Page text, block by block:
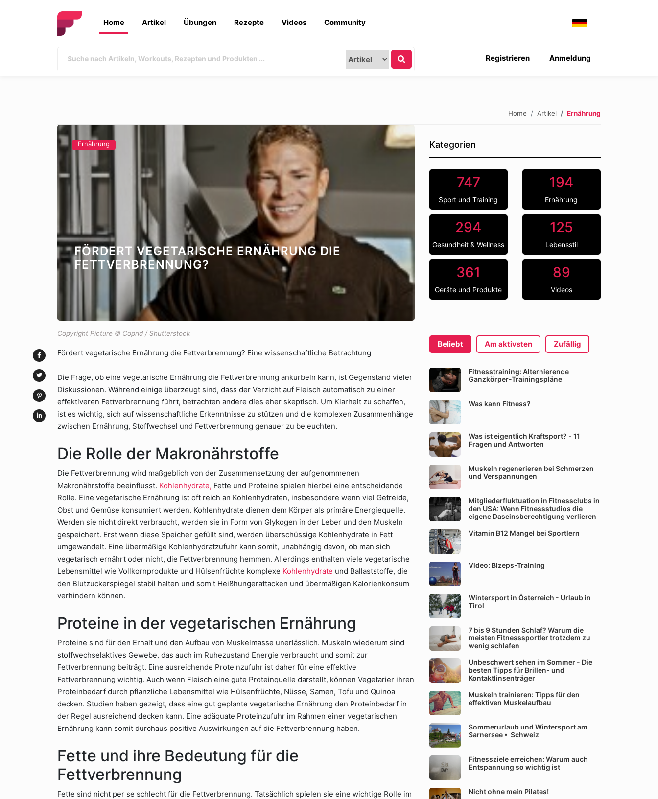
Home Artikel Übungen Rezepte Videos Community
Anmeldung
Registrieren
Home Artikel Ernährung
Ernährung
FÖRDERT VEGETARISCHE ERNÄHRUNG DIE
FETTVERBRENNUNG?
Copyright Picture © Coprid / Shutterstock
Fördert vegetarische Ernährung die Fettverbrennung? Eine wissenschaftliche Betrachtung
Die Frage, ob eine vegetarische Ernährung die Fettverbrennung ankurbeln kann, ist Gegenstand vieler
Diskussionen. Während einige überzeugt sind, dass der Verzicht auf Fleisch automatisch zu einer
effektiveren Fettverbrennung führt, betrachten andere dies eher skeptisch. Um Klarheit zu schaffen,
ist es wichtig, sich auf wissenschaftliche Erkenntnisse zu stützen und die komplexen Zusammenhänge
zwischen Ernährung, Stoffwechsel und Fettverbrennung genauer zu beleuchten.
Die Rolle der Makronährstoffe
Die Fettverbrennung wird maßgeblich von der Zusammensetzung der aufgenommenen
Makronährstoffe beeinflusst. Kohlenhydrate, Fette und Proteine spielen hierbei eine entscheidende
Rolle. Eine vegetarische Ernährung ist oft reich an Kohlenhydraten, insbesondere wenn viel Getreide,
Obst und Gemüse konsumiert werden. Kohlenhydrate dienen dem Körper als primäre Energiequelle.
Werden sie nicht direkt verbraucht, werden sie in Form von Glykogen in der Leber und den Muskeln
gespeichert. Erst wenn diese Speicher gefüllt sind, werden überschüssige Kohlenhydrate in Fett
umgewandelt. Eine übermäßige Kohlenhydratzufuhr kann somit, unabhängig davon, ob man sich
vegetarisch ernährt oder nicht, die Fettverbrennung hemmen. Allerdings enthalten viele vegetarische
Lebensmittel wie Vollkornprodukte und Hülsenfrüchte komplexe Kohlenhydrate und Ballaststoffe, die
den Blutzuckerspiegel stabil halten und somit Heißhungerattacken und übermäßigen Kalorienkonsum
verhindern können.
Proteine in der vegetarischen Ernährung
Proteine sind für den Erhalt und den Aufbau von Muskelmasse unerlässlich. Muskeln wiederum sind
stoffwechselaktives Gewebe, das auch im Ruhezustand Energie verbraucht und somit zur
Fettverbrennung beiträgt. Eine ausreichende Proteinzufuhr ist daher für eine effektive
Fettverbrennung wichtig. Auch wenn Fleisch eine gute Proteinquelle darstellt, können Vegetarier ihren
Proteinbedarf durch pflanzliche Lebensmittel wie Hülsenfrüchte, Nüsse, Samen, Tofu und Quinoa
decken. Studien haben gezeigt, dass eine gut geplante vegetarische Ernährung den Proteinbedarf in
der Regel ausreichend decken kann. Eine adäquate Proteinzufuhr im Rahmen einer vegetarischen
Ernährung kann somit durchaus positive Auswirkungen auf die Fettverbrennung haben.
Fette und ihre Bedeutung für die
Fettverbrennung
Fette sind nicht per se schlecht für die Fettverbrennung. Tatsächlich spielen sie eine wichtige Rolle im
Kategorien
747
Sport und Training
194
Ernährung
294
Gesundheit & Wellness
125
Lebensstil
361
Geräte und Produkte
89
Videos
Beliebt Am aktivsten Zufällig
Fitnesstraining: Alternierende
Ganzkörper-Trainingspläne
Was kann Fitness?
Was ist eigentlich Kraftsport? - 11
Fragen und Antworten
Muskeln regenerieren bei Schmerzen
und Verspannungen
Mitgliederfluktuation in Fitnessclubs in
den USA: Wenn Fitnessstudios die
eigene Daseinsberechtigung verlieren
Vitamin B12 Mangel bei Sportlern
Video: Bizeps-Training
Wintersport in Österreich - Urlaub in
Tirol
7 bis 9 Stunden Schlaf? Warum die
meisten Fitnesssportler trotzdem zu
wenig schlafen
Unbeschwert sehen im Sommer - Die
besten Tipps für Brillen- und
Kontaktlinsenträger
Muskeln trainieren: Tipps für den
effektiven Muskelaufbau
Sommerurlaub und Wintersport am
Sarnersee • Schweiz
Fitnessziele erreichen: Warum auch
Entspannung so wichtig ist
Nicht ohne mein Pilates!